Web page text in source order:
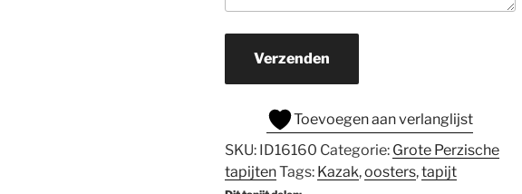
Verzenden
Toevoegen aan verlanglijst
SKU: ID16160 Categorie: Grote Perzische
tapijtenTags: Kazak,oosters,tapijt